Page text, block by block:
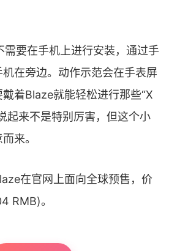
要在手机上进行安装，通过手
在旁边。动作示范会在手表屏
着Blaze就能轻松进行那些“X
起来不是特别厉害，但这个小
来。
在官网上面向全球预售，价
RMB)。